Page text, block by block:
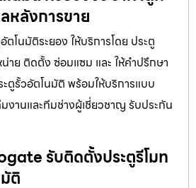
หลังการขาย
โนมัติระยอง ให้บริการโดย ประตู
าย ติดตั้ง ซ่อมแซม และ ให้คำปรึกษา
ตูรั้วอัตโนมัติ พร้อมให้บริการแบบ
งานและทีมช่างผู้เชี่ยวชาญ รับประกัน
รับติดตั้งประตูรีโมท
ติ